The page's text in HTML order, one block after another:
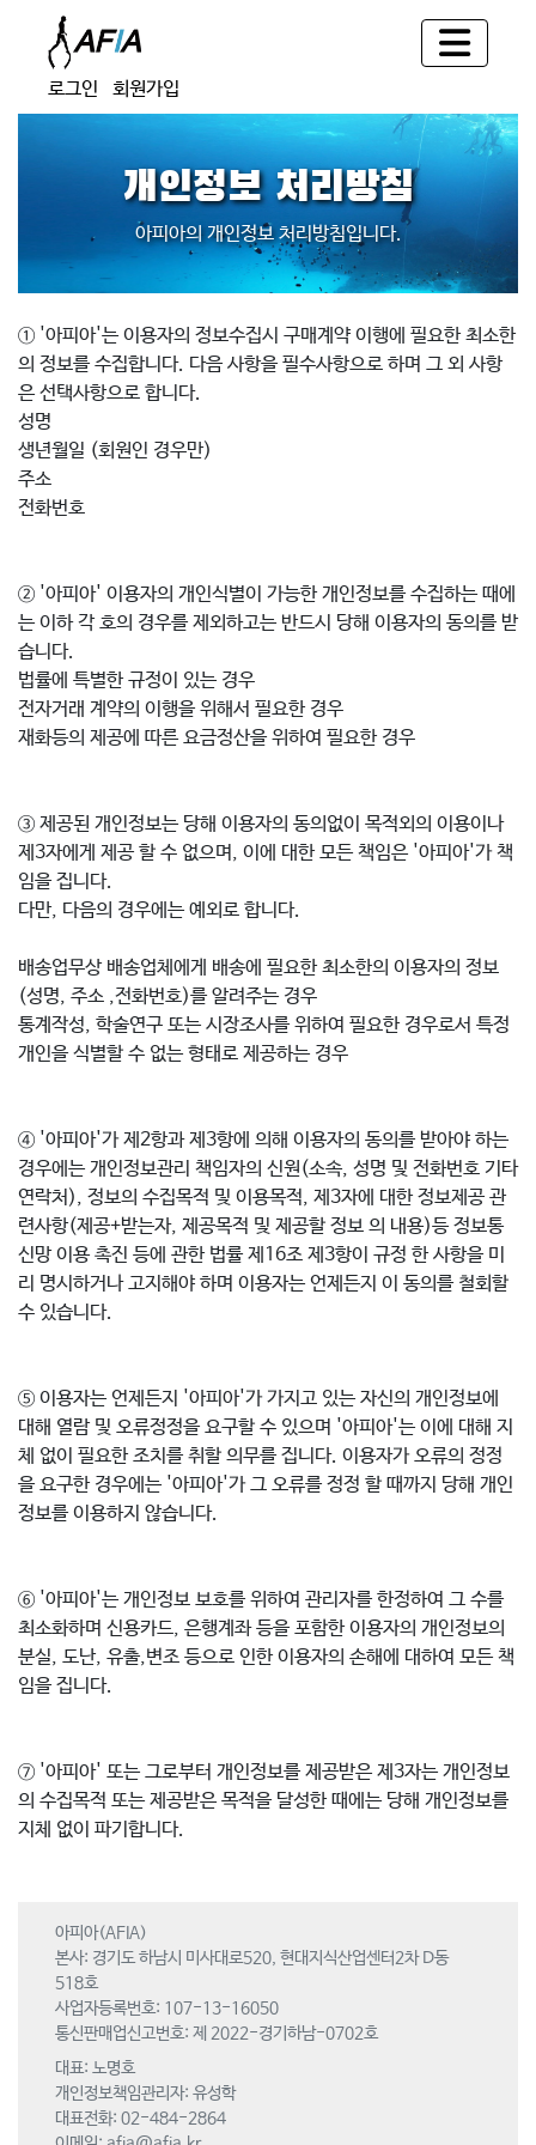
로그인 회원가입
개인정보 처리방침
아피아의 개인정보 처리방침입니다.
① '아피아'는 이용자의 정보수집시 구매계약 이행에 필요한 최소한
의 정보를 수집합니다. 다음 사항을 필수사항으로 하며 그 외 사항
은 선택사항으로 합니다.
성명
생년월일 (회원인 경우만)
주소
전화번호
② '아피아' 이용자의 개인식별이 가능한 개인정보를 수집하는 때에
는 이하 각 호의 경우를 제외하고는 반드시 당해 이용자의 동의를 받
습니다.
법률에 특별한 규정이 있는 경우
전자거래 계약의 이행을 위해서 필요한 경우
재화등의 제공에 따른 요금정산을 위하여 필요한 경우
③ 제공된 개인정보는 당해 이용자의 동의없이 목적외의 이용이나
제3자에게 제공 할 수 없으며, 이에 대한 모든 책임은 '아피아'가 책
임을 집니다.
다만, 다음의 경우에는 예외로 합니다.
배송업무상 배송업체에게 배송에 필요한 최소한의 이용자의 정보
(성명, 주소 ,전화번호)를 알려주는 경우
통계작성, 학술연구 또는 시장조사를 위하여 필요한 경우로서 특정
개인을 식별할 수 없는 형태로 제공하는 경우
④ '아피아'가 제2항과 제3항에 의해 이용자의 동의를 받아야 하는
경우에는 개인정보관리 책임자의 신원(소속, 성명 및 전화번호 기타
연락처), 정보의 수집목적 및 이용목적, 제3자에 대한 정보제공 관
련사항(제공+받는자, 제공목적 및 제공할 정보 의 내용)등 정보통
신망 이용 촉진 등에 관한 법률 제16조 제3항이 규정 한 사항을 미
리 명시하거나 고지해야 하며 이용자는 언제든지 이 동의를 철회할
수 있습니다.
⑤ 이용자는 언제든지 '아피아'가 가지고 있는 자신의 개인정보에
대해 열람 및 오류정정을 요구할 수 있으며 '아피아'는 이에 대해 지
체 없이 필요한 조치를 취할 의무를 집니다. 이용자가 오류의 정정
을 요구한 경우에는 '아피아'가 그 오류를 정정 할 때까지 당해 개인
정보를 이용하지 않습니다.
⑥ '아피아'는 개인정보 보호를 위하여 관리자를 한정하여 그 수를
최소화하며 신용카드, 은행계좌 등을 포함한 이용자의 개인정보의
분실, 도난, 유출,변조 등으로 인한 이용자의 손해에 대하여 모든 책
임을 집니다.
⑦ '아피아' 또는 그로부터 개인정보를 제공받은 제3자는 개인정보
의 수집목적 또는 제공받은 목적을 달성한 때에는 당해 개인정보를
지체 없이 파기합니다.
아피아(AFIA)
본사: 경기도 하남시 미사대로520, 현대지식산업센터2차 D동
518호
사업자등록번호: 107-13-16050
통신판매업신고번호: 제 2022-경기하남-0702호
대표: 노명호
개인정보책임관리자: 유성학
대표전화: 02-484-2864